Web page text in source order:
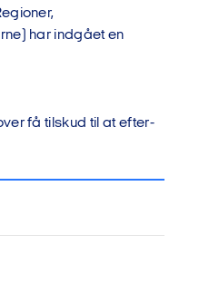
har indgået en
få tilskud til at efter-